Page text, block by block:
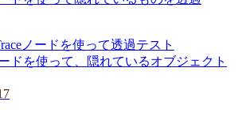
ノードを使って透過テスト
ドを使って、隠れているオブジェクト